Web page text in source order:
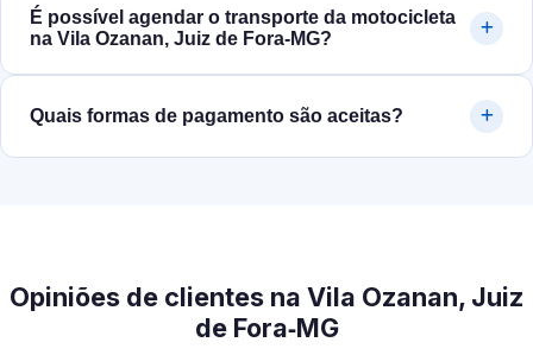
É possível agendar o transporte da motocicleta
na Vila Ozanan, Juiz de Fora‑MG?
Quais formas de pagamento são aceitas?
Opiniões de clientes na Vila Ozanan, Juiz
de Fora‑MG